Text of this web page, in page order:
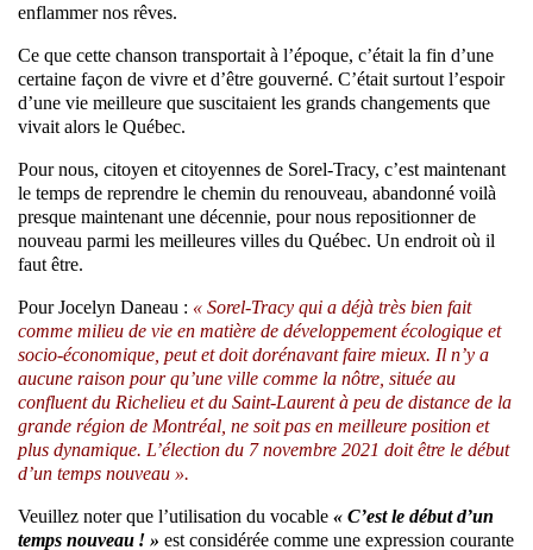
enflammer nos rêves.
Ce que cette chanson transportait à l’époque, c’était la fin d’une
certaine façon de vivre et d’être gouverné. C’était surtout l’espoir
d’une vie meilleure que suscitaient les grands changements que
vivait alors le Québec.
Pour nous, citoyen et citoyennes de Sorel-Tracy, c’est maintenant
le temps de reprendre le chemin du renouveau, abandonné voilà
presque maintenant une décennie, pour nous repositionner de
nouveau parmi les meilleures villes du Québec. Un endroit où il
faut être.
Pour Jocelyn Daneau : « Sorel-Tracy qui a déjà très bien fait
comme milieu de vie en matière de développement écologique et
socio-économique, peut et doit dorénavant faire mieux. Il n’y a
aucune raison pour qu’une ville comme la nôtre, située au
confluent du Richelieu et du Saint-Laurent à peu de distance de la
grande région de Montréal, ne soit pas en meilleure position et
plus dynamique. L’élection du 7 novembre 2021 doit être le début
d’un temps nouveau ».
Veuillez noter que l’utilisation du vocable « C’est le début d’un
temps nouveau ! » est considérée comme une expression courante